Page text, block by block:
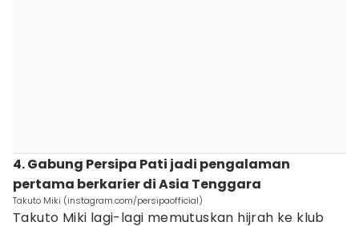
4. Gabung Persipa Pati jadi pengalaman
pertama berkarier di Asia Tenggara
Takuto Miki (instagram.com/persipaofficial)
Takuto Miki lagi-lagi memutuskan hijrah ke klub